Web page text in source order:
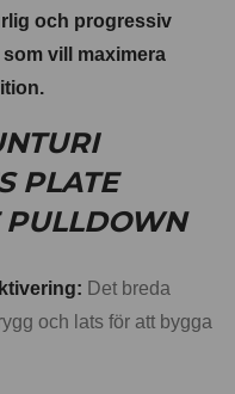
och progressiv
vill maximera
PLATE
Det breda
och lats för att bygga